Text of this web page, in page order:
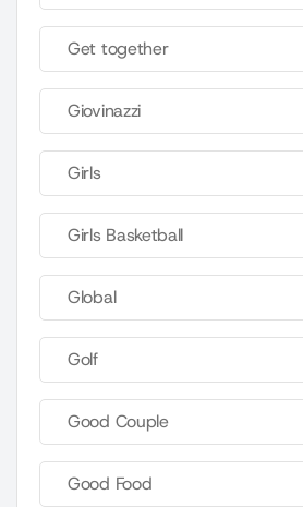
Get together
Giovinazzi
Girls
Girls Basketball
Global
Golf
Good Couple
Good Food